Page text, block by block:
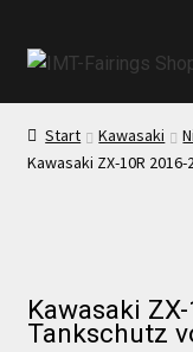
Start
Kontakt
Start Kawasaki
Kawasaki ZX-10R
Kawasaki
Tankschutz